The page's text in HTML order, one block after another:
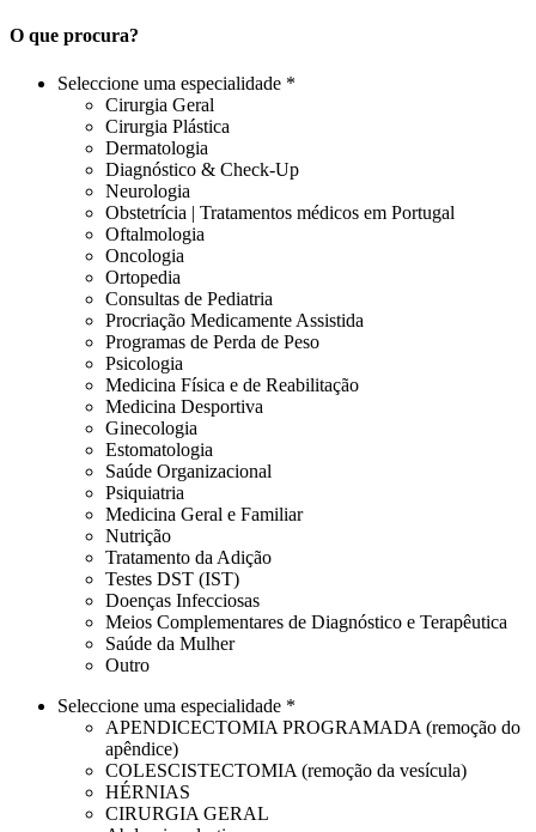
O que procura?
Seleccione uma especialidade *
Cirurgia Geral
Cirurgia Plástica
Dermatologia
Diagnóstico & Check-Up
Neurologia
Obstetrícia | Tratamentos médicos em Portugal
Oftalmologia
Oncologia
Ortopedia
Consultas de Pediatria
Procriação Medicamente Assistida
Programas de Perda de Peso
Psicologia
Medicina Física e de Reabilitação
Medicina Desportiva
Ginecologia
Estomatologia
Saúde Organizacional
Psiquiatria
Medicina Geral e Familiar
Nutrição
Tratamento da Adição
Testes DST (IST)
Doenças Infecciosas
Meios Complementares de Diagnóstico e Terapêutica
Saúde da Mulher
Outro
Seleccione uma especialidade *
APENDICECTOMIA PROGRAMADA (remoção do
apêndice)
COLESCISTECTOMIA (remoção da vesícula)
HÉRNIAS
CIRURGIA GERAL